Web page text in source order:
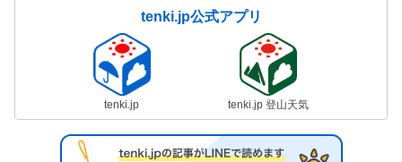
tenki.jp公式アプリ
tenki.jp tenki.jp 登山天気